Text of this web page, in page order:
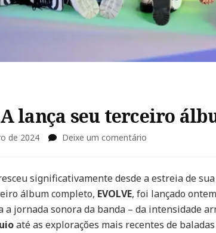
lança seu terceiro
de 2024 Deixe um comentário
lança
terceiro
álbum
significativamente desde a estreia de
álbum completo, EVOLVE, foi lançado
a jornada sonora da banda – da intensidade
até as explorações mais recentes de